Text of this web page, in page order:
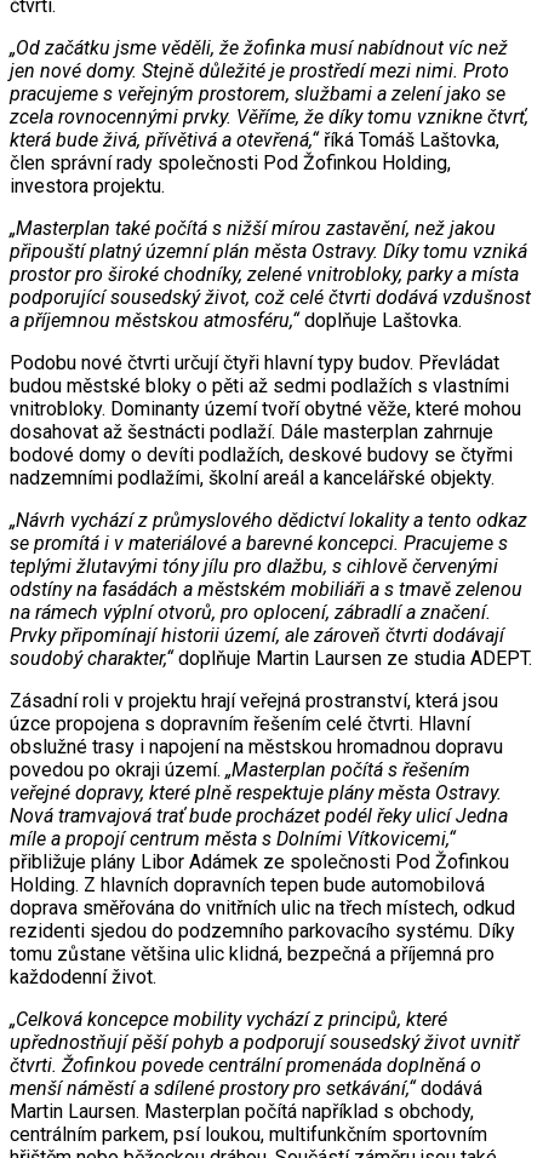
čtvrti.
„Od začátku jsme věděli, že žofinka musí nabídnout víc než
jen nové domy. Stejně důležité je prostředí mezi nimi. Proto
pracujeme s veřejným prostorem, službami a zelení jako se
zcela rovnocennými prvky. Věříme, že díky tomu vznikne čtvrť,
která bude živá, přívětivá a otevřená,“ říká Tomáš Laštovka,
člen správní rady společnosti Pod Žofinkou Holding,
investora projektu.
„Masterplan také počítá s nižší mírou zastavění, než jakou
připouští platný územní plán města Ostravy. Díky tomu vzniká
prostor pro široké chodníky, zelené vnitrobloky, parky a místa
podporující sousedský život, což celé čtvrti dodává vzdušnost
a příjemnou městskou atmosféru,“doplňuje Laštovka.
Podobu nové čtvrti určují čtyři hlavní typy budov. Převládat
budou městské bloky o pěti až sedmi podlažích s vlastními
vnitrobloky. Dominanty území tvoří obytné věže, které mohou
dosahovat až šestnácti podlaží. Dále masterplan zahrnuje
bodové domy o devíti podlažích, deskové budovy se čtyřmi
nadzemními podlažími, školní areál a kancelářské objekty.
„Návrh vychází z průmyslového dědictví lokality a tento odkaz
se promítá i v materiálové a barevné koncepci. Pracujeme s
teplými žlutavými tóny jílu pro dlažbu, s cihlově červenými
odstíny na fasádách a městském mobiliáři a s tmavě zelenou
na rámech výplní otvorů, pro oplocení, zábradlí a značení.
Prvky připomínají historii území, ale zároveň čtvrti dodávají
soudobý charakter,“doplňuje Martin Laursen ze studia ADEPT.
Zásadní roli v projektu hrají veřejná prostranství, která jsou
úzce propojena s dopravním řešením celé čtvrti. Hlavní
obslužné trasy i napojení na městskou hromadnou dopravu
povedou po okraji území. „Masterplan počítá s řešením
veřejné dopravy, které plně respektuje plány města Ostravy.
Nová tramvajová trať bude procházet podél řeky ulicí Jedna
míle a propojí centrum města s Dolními Vítkovicemi,“
přibližuje plány Libor Adámek ze společnosti Pod Žofinkou
Holding. Z hlavních dopravních tepen bude automobilová
doprava směřována do vnitřních ulic na třech místech, odkud
rezidenti sjedou do podzemního parkovacího systému. Díky
tomu zůstane většina ulic klidná, bezpečná a příjemná pro
každodenní život.
„Celková koncepce mobility vychází z principů, které
upřednostňují pěší pohyb a podporují sousedský život uvnitř
čtvrti. Žofinkou povede centrální promenáda doplněná o
menší náměstí a sdílené prostory pro setkávání,“dodává
Martin Laursen. Masterplan počítá například s obchody,
centrálním parkem, psí loukou, multifunkčním sportovním